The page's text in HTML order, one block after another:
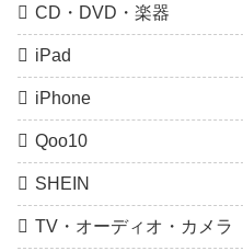
CD・DVD・楽器
iPad
iPhone
Qoo10
SHEIN
TV・オーディオ・カメラ